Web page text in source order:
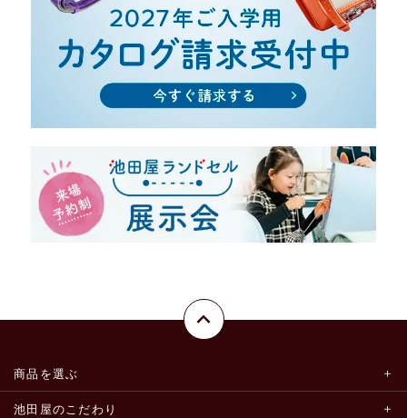
商品を選ぶ
池田屋のこだわり